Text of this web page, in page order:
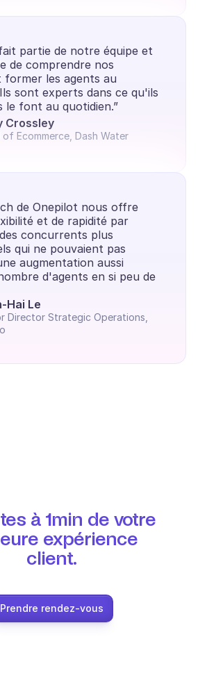
SaaS
C2C
de marché
qualité
partie de notre équipe et
de comprendre nos
former les agents au
sont experts dans ce qu'ils
le font au quotidien.”
Crossley
of Ecommerce, Dash Water
de Onepilot nous offre
et de rapidité par
concurrents plus
qui ne pouvaient pas
augmentation aussi
d'agents en si peu de
Hai Le
Director Strategic Operations,
à 1min de votre
expérience
client.
Prendre rendez-vous